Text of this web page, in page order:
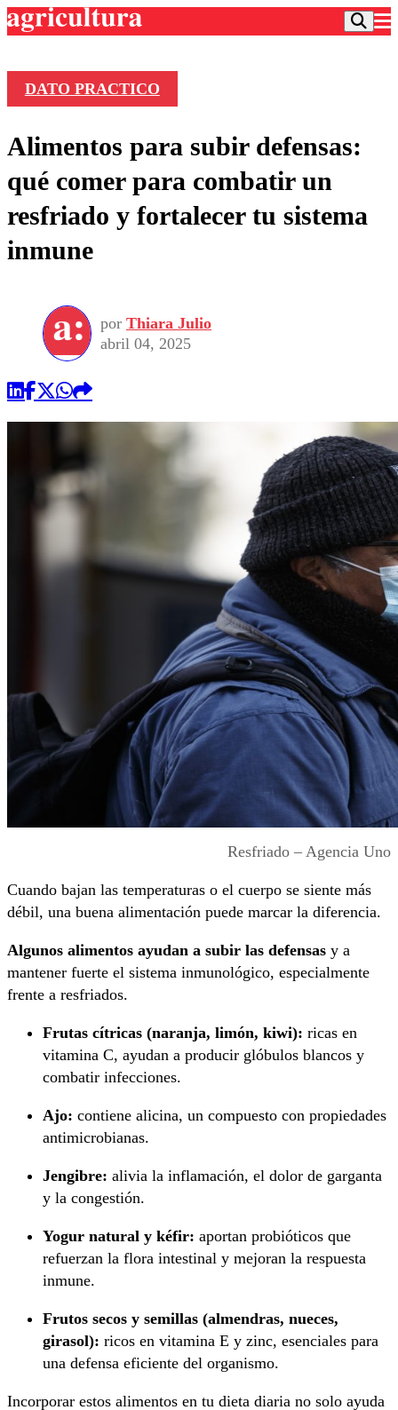
Frecuencias
Deportes
Colo Colo
Torneo Internacional
Torneo Nacional
Entretención
Internacional
Nacional
Programas
Comercial
DATO PRACTICO
Alimentos para subir defensas:
qué comer para combatir un
resfriado y fortalecer tu sistema
inmune
por Thiara Julio
abril 04, 2025
Resfriado – Agencia Uno
Cuando bajan las temperaturas o el cuerpo se siente más
débil, una buena alimentación puede marcar la diferencia.
Algunos alimentos ayudan a subir las defensas y a
mantener fuerte el sistema inmunológico, especialmente
frente a resfriados.
Frutas cítricas (naranja, limón, kiwi): ricas en
vitamina C, ayudan a producir glóbulos blancos y
combatir infecciones.
Ajo: contiene alicina, un compuesto con propiedades
antimicrobianas.
Jengibre: alivia la inflamación, el dolor de garganta
y la congestión.
Yogur natural y kéfir: aportan probióticos que
refuerzan la flora intestinal y mejoran la respuesta
inmune.
Frutos secos y semillas (almendras, nueces,
girasol): ricos en vitamina E y zinc, esenciales para
una defensa eficiente del organismo.
Incorporar estos alimentos en tu dieta diaria no solo ayuda